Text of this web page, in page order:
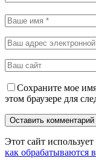
Сохраните мое
этом браузере для
Этот сайт
как обрабатываются